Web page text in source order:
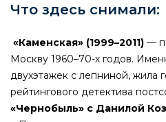
Что здесь снимали:
«Каменская» (1999–2011) —
Москву 1960–70-х годов.
двухэтажек с лепниной, жила
рейтингового детектива
«Чернобыль» с Данилой